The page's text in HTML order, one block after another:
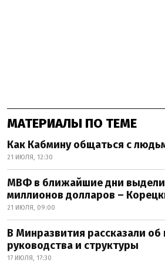
МАТЕРИАЛЫ ПО ТЕМЕ
Как Кабмину общаться с
21 ИЮЛЯ, 12:30
МВФ в ближайшие дни
миллионов долларов –
21 ИЮЛЯ, 09:00
В Минразвития рассказали об
руководства и структуры
17 ИЮЛЯ, 17:30